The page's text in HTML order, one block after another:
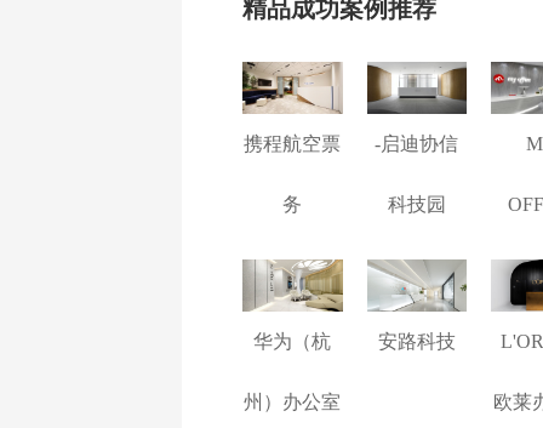
精品成功案例推荐
携程航空票
务
-启迪协信
科技园
华为（杭
州）办公室
安路科技
欧莱